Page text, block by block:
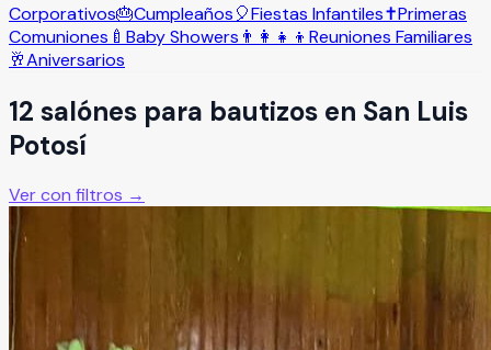
Corporativos🎂Cumpleaños🎈Fiestas Infantiles✝️Primeras
Comuniones 🍼 Baby Showers 👨‍👩‍👧‍👦 Reuniones Familiares
🥂Aniversarios
12 salónes para bautizos en San Luis
Potosí
Ver con filtros →